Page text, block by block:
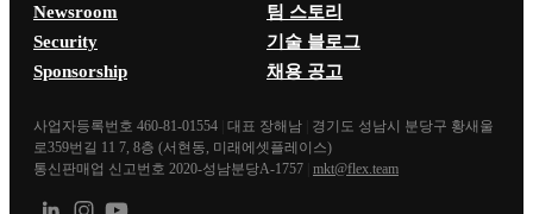
Newsroom
Security
Sponsorship
팀 스토리
기술 블로그
채용 공고
사업자등록번호 460-81-01554 대표 장해남
경기도 성남시 분당구 황새울
로359번길 11 7, 8층 (서현동, 미래에셋플레이스)
통신판매업 신고번호 2020-성남분당A-1757 mkt@flex.team